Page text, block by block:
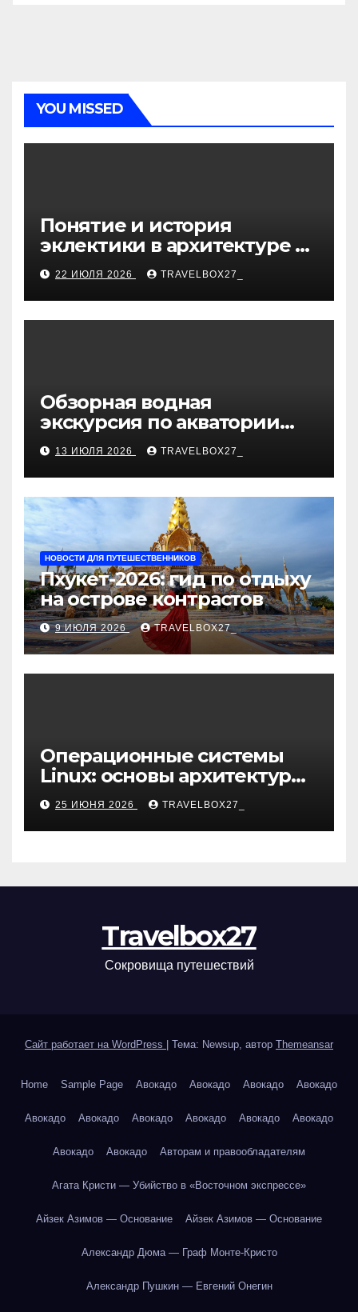
YOU MISSED
Понятие и история
эклектики в архитектуре и
дизайне интерьеров
22 ИЮЛЯ 2026 TRAVELBOX27_
Обзорная водная
экскурсия по акватории
бухты Песчаная
13 ИЮЛЯ 2026 TRAVELBOX27_
НОВОСТИ ДЛЯ ПУТЕШЕСТВЕННИКОВ
Пхукет-2026: гид по отдыху
на острове контрастов
9 ИЮЛЯ 2026 TRAVELBOX27_
Операционные системы
Linux: основы архитектуры,
компоненты и области
применения
25 ИЮНЯ 2026 TRAVELBOX27_
Travelbox27
Сокровища путешествий
Сайт работает на WordPress Тема: Newsup, автор Themeansar
Home Sample Page Авокадо Авокадо Авокадо Авокадо
Авокадо Авокадо Авокадо Авокадо Авокадо Авокадо
Авокадо Авокадо Авторам и правообладателям
Агата Кристи — Убийство в «Восточном экспрессе»
Айзек Азимов — Основание Айзек Азимов — Основание
Александр Дюма — Граф Монте-Кристо
Александр Пушкин — Евгений Онегин